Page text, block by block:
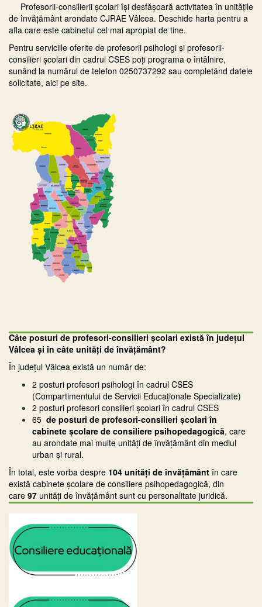
Profesorii-consilierii școlari își desfășoară activitatea în unitățile
de învățământ arondate CJRAE Vâlcea. Deschide harta pentru a
afla care este cabinetul cel mai apropiat de tine.
Pentru serviciile oferite de profesorii psihologi și profesorii-
consilieri școlari din cadrul CSES poți programa o întâlnire,
sunând la numărul de telefon 0250737292 sau completând datele
solicitate, aici pe site.
Câte posturi de profesori-consilieri școlari există în județul
Vâlcea și în câte unități de învățământ?
În judeţul Vâlcea există un număr de:
2 posturi profesori psihologi în cadrul CSES
(Compartimentului de Servicii Educaționale Specializate)
2 posturi profesori consilieri școlari în cadrul CSES
65 de posturi de profesori-consilieri școlari în
cabinete școlare de consiliere psihopedagogică, care
au arondate mai multe unităţi de învăţământ din mediul
urban şi rural.
În total, este vorba despre 104 unități de învățământ în care
există cabinete școlare de consiliere psihopedagogică, din
care 97 unități de învățământ sunt cu personalitate juridică.